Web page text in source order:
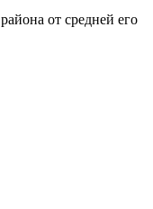
от средней его